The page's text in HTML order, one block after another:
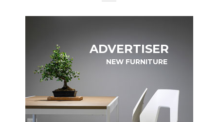
ADVERTISER
NEW FURNITURE